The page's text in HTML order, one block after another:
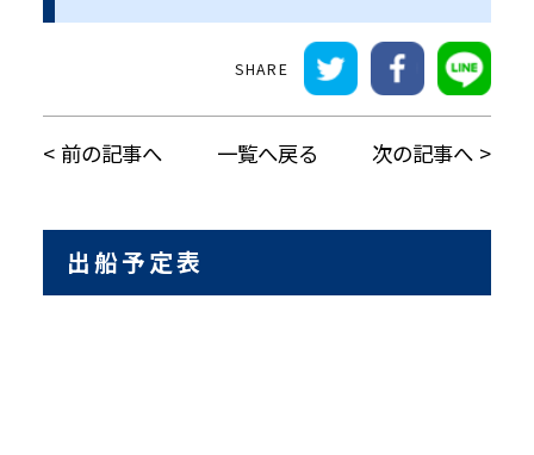
前の記事へ 一覧へ戻る 次の記事へ
出船予定表